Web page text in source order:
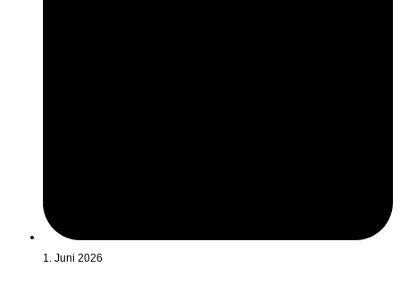
1. Juni 2026